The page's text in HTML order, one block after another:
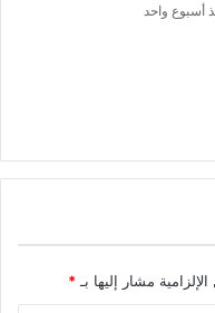
أسبوع واحد
مشار إليها بـ *